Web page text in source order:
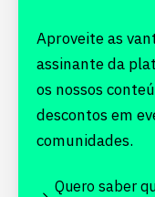
Aproveite as
assinante da
os nossos
descontos em
comunidades.
Quero saber